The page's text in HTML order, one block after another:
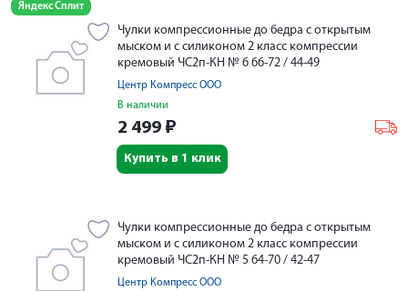
Яндекс Сплит
Чулки компрессионные до бедра с открытым
мыском и с силиконом 2 класс компрессии
кремовый ЧС2п-КН № 6 66-72 / 44-49
Центр Компресс ООО
В наличии
2 499 ₽
Купить в 1 клик
Чулки компрессионные до бедра с открытым
мыском и с силиконом 2 класс компрессии
кремовый ЧС2п-КН № 5 64-70 / 42-47
Центр Компресс ООО